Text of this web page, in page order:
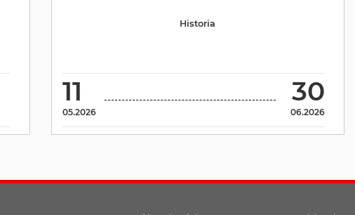
11
05.2026
30
06.2026
Historia